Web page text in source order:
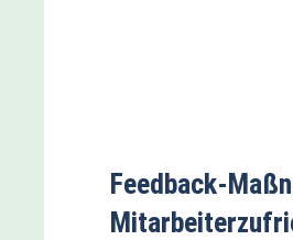
Feedback-